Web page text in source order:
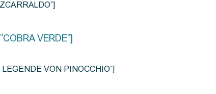
VERDE”]
VON PINOCCHIO”]